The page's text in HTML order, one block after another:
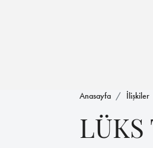
Anasayfa İlişkiler
LÜKS